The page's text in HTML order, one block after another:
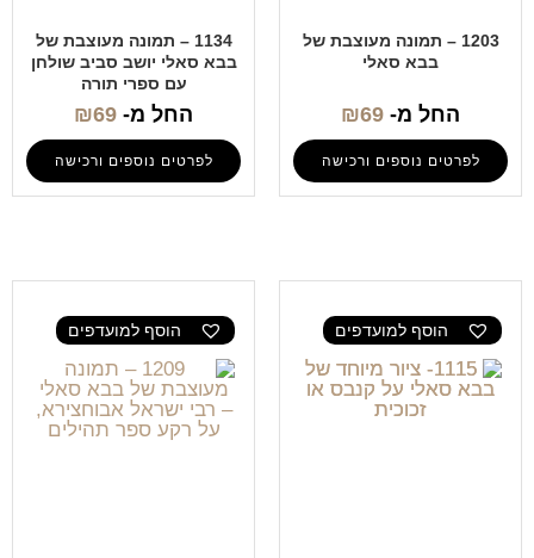
1203 – תמונה מעוצבת של
בבא סאלי
החל מ- ₪69
לפרטים נוספים ורכישה
1134 – תמונה מעוצבת של
בבא סאלי יושב סביב שולחן
עם ספרי תורה
החל מ- ₪69
לפרטים נוספים ורכישה
הוסף למועדפים הוסף למועדפים